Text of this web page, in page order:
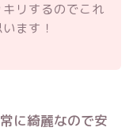
リするのでこれ
ます！
に綺麗なので安